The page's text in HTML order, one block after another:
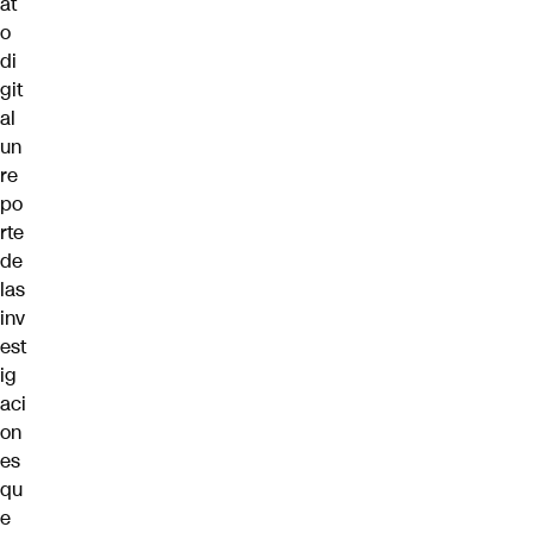
o
di
git
al
un
re
po
rte
de
las
inv
est
ig
aci
on
es
qu
e